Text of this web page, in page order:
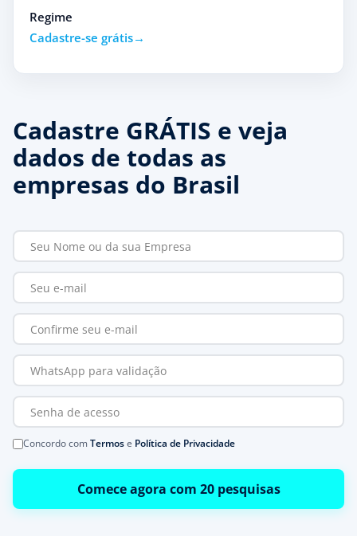
Regime
Cadastre-se grátis
Cadastre GRÁTIS e veja
dados de todas as
empresas do Brasil
Concordo comTermose Política de Privacidade
Comece agora com 20 pesquisas